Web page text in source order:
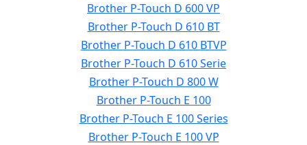
Brother P-Touch D 600 VP
Brother P-Touch D 610 BT
Brother P-Touch D 610 BTVP
Brother P-Touch D 610 Serie
Brother P-Touch D 800 W
Brother P-Touch E 100
Brother P-Touch E 100 Series
Brother P-Touch E 100 VP